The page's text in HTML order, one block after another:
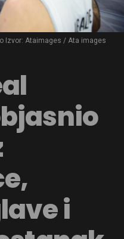
Izvor: Ataimages / Ata images
i